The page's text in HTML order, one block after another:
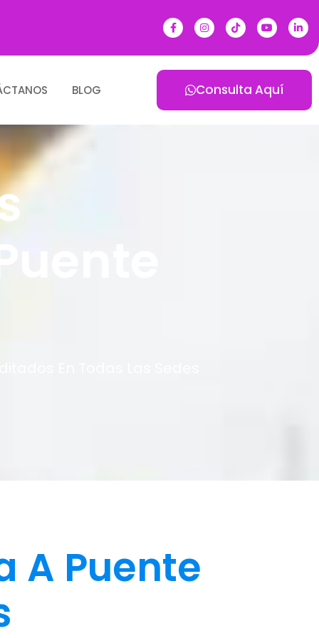
BLOG Consulta Aquí
En Todas Las Sedes
A Puente